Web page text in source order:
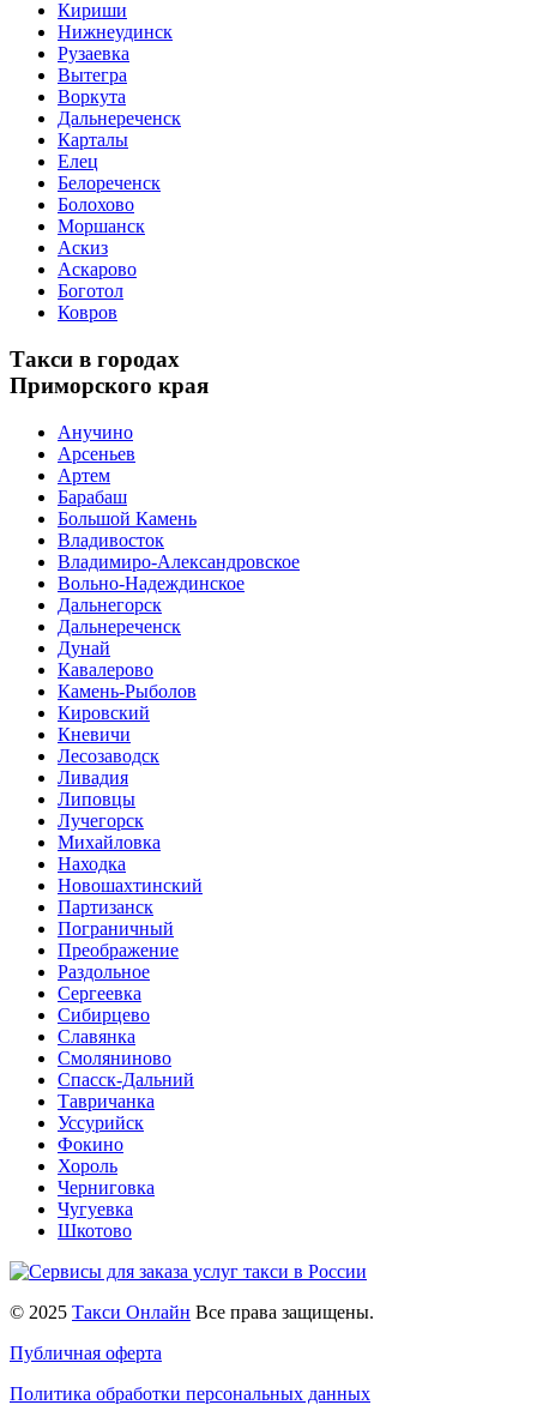
Кириши
Нижнеудинск
Рузаевка
Вытегра
Воркута
Дальнереченск
Карталы
Елец
Белореченск
Болохово
Моршанск
Аскиз
Аскарово
Боготол
Ковров
Такси в городах
Приморского края
Анучино
Арсеньев
Артем
Барабаш
Большой Камень
Владивосток
Владимиро-Александровское
Вольно-Надеждинское
Дальнегорск
Дальнереченск
Дунай
Кавалерово
Камень-Рыболов
Кировский
Кневичи
Лесозаводск
Ливадия
Липовцы
Лучегорск
Михайловка
Находка
Новошахтинский
Партизанск
Пограничный
Преображение
Раздольное
Сергеевка
Сибирцево
Славянка
Смоляниново
Спасск-Дальний
Тавричанка
Уссурийск
Фокино
Хороль
Черниговка
Чугуевка
Шкотово
© 2025 Такси Онлайн Все права защищены.
Публичная оферта
Политика обработки персональных данных